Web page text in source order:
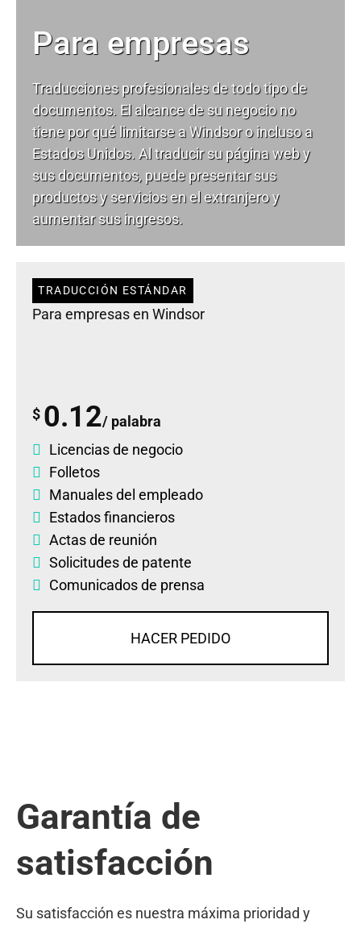
Para empresas
Traducciones profesionales de todo tipo de
documentos. El alcance de su negocio no
tiene por qué limitarse a Windsor o incluso a
Estados Unidos. Al traducir su página web y
sus documentos, puede presentar sus
productos y servicios en el extranjero y
aumentar sus ingresos.
TRADUCCIÓN ESTÁNDAR
Para empresas en Windsor
$ 0.12/ palabra
Licencias de negocio
Folletos
Manuales del empleado
Estados financieros
Actas de reunión
Solicitudes de patente
Comunicados de prensa
HACER PEDIDO
Garantía de
satisfacción
Su satisfacción es nuestra máxima prioridad y